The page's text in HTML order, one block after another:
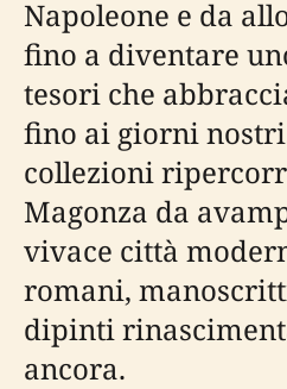
Napoleone e da
fino a diventare
tesori che
fino ai giorni
collezioni
Magonza da
vivace città
romani,
dipinti
ancora.